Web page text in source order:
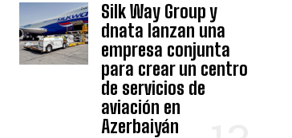
Silk Way Group y
dnata lanzan una
empresa conjunta
para crear un centro
de servicios de
aviación en
Azerbaiyán